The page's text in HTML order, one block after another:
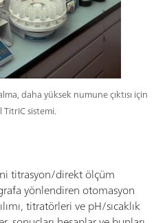
daha yüksek numune çıktısı için
sistemi.
titrasyon/direkt ölçüm
yönlendiren otomasyon
titratörleri ve pH/sıcaklık